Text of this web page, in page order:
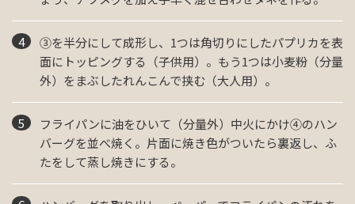
③を半分にして成形し、1つは角切りにしたパプリカを表
面にトッピングする（子供用）。もう1つは小麦粉（分量
外）をまぶしたれんこんで挟む（大人用）。
フライパンに油をひいて（分量外）中火にかけ④のハン
バーグを並べ焼く。片面に焼き色がついたら裏返し、ふ
たをして蒸し焼きにする。